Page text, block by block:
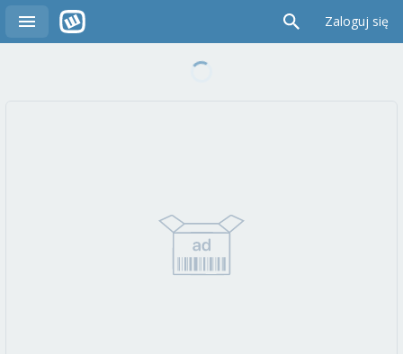
Zaloguj się